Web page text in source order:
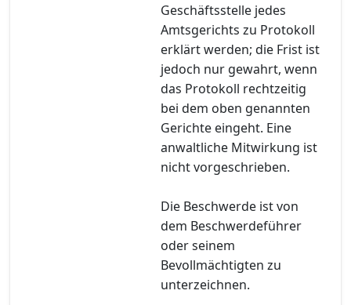
Geschäftsstelle jedes
Amtsgerichts zu Protokoll
erklärt werden; die Frist ist
jedoch nur gewahrt, wenn
das Protokoll rechtzeitig
bei dem oben genannten
Gerichte eingeht. Eine
anwaltliche Mitwirkung ist
nicht vorgeschrieben.
Die Beschwerde ist von
dem Beschwerdeführer
oder seinem
Bevollmächtigten zu
unterzeichnen.